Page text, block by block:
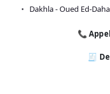
Dakhla - Oued Ed-
📞
🧾